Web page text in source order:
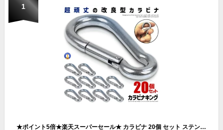
1
★ポイント5倍★楽天スーパーセール★ カラビナ 20個 セット ステンレス スプリングフック キーホルダー 多機能カラビナ アウトドア トレッキング 落下防止 超頑丈 ぶら下げ アウトドア用品 送料無料 10-STKARABI